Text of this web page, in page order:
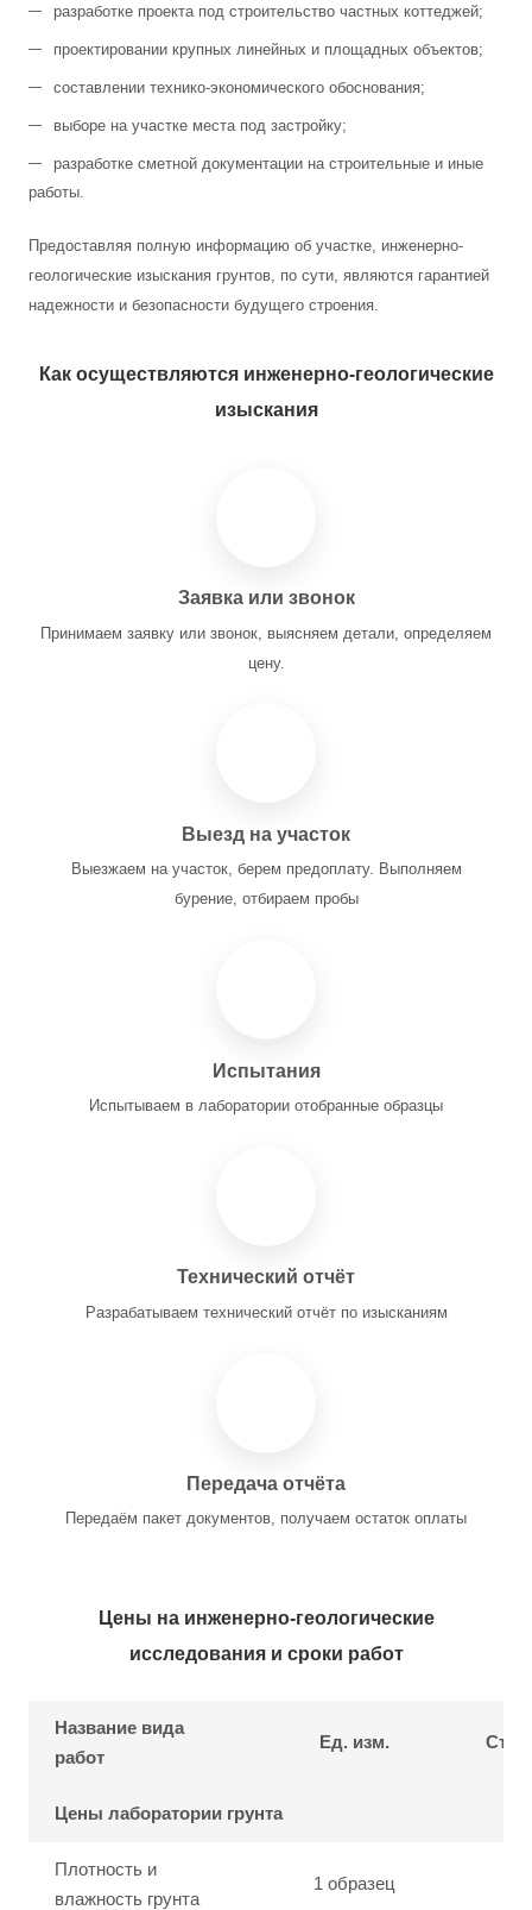
разработке проекта под строительство частных коттеджей;
проектировании крупных линейных и площадных объектов;
составлении технико-экономического обоснования;
выборе на участке места под застройку;
разработке сметной документации на строительные и иные
работы.
Предоставляя полную информацию об участке, инженерно-
геологические изыскания грунтов, по сути, являются гарантией
надежности и безопасности будущего строения.
Как осуществляются инженерно-геологические
изыскания
Заявка или звонок
Принимаем заявку или звонок, выясняем детали, определяем
цену.
Выезд на участок
Выезжаем на участок, берем предоплату. Выполняем
бурение, отбираем пробы
Испытания
Испытываем в лаборатории отобранные образцы
Технический отчёт
Разрабатываем технический отчёт по изысканиям
Передача отчёта
Передаём пакет документов, получаем остаток оплаты
Цены на инженерно-геологические
исследования и сроки работ
Название вида
работ
Ед. изм.
Цены лаборатории грунта
Плотность и
влажность грунта
1 образец